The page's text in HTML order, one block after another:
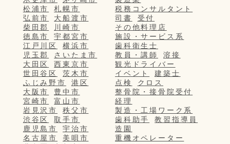
松浦市
札幌市
弘前市
大船渡市
柴田郡
川崎市
徳島市
宇都宮市
江戸川区
横浜市
児玉郡
さいたま市
大田区
西東京市
世田谷区
茨木市
ふじみ野市
港区
大阪市
豊中市
宮崎市
富山市
岩見沢市
秩父市
渋谷区
取手市
鹿児島市
宇治市
名古屋市
美唄市
税務コンサルタント
司書
受付
その他料理店
施設・サービス系
歯科衛生士
教員・講師
溶接
観光ドライバー
イベント
建築士
点検
クロス
整骨院・接骨院受付
経理
製造・工場ワーク系
歯科助手
教習指導員
造園
重機オペレーター